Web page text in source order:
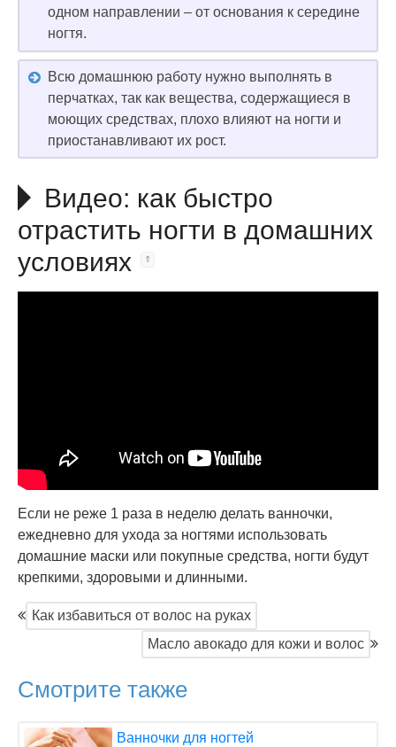
одном направлении – от основания к середине
ногтя.
Всю домашнюю работу нужно выполнять в
перчатках, так как вещества, содержащиеся в
моющих средствах, плохо влияют на ногти и
приостанавливают их рост.
Видео: как быстро
отрастить ногти в домашних
условиях
Если не реже 1 раза в неделю делать ванночки,
ежедневно для ухода за ногтями использовать
домашние маски или покупные средства, ногти будут
крепкими, здоровыми и длинными.
Как избавиться от волос на руках
Масло авокадо для кожи и волос
Смотрите также
Ванночки для ногтей